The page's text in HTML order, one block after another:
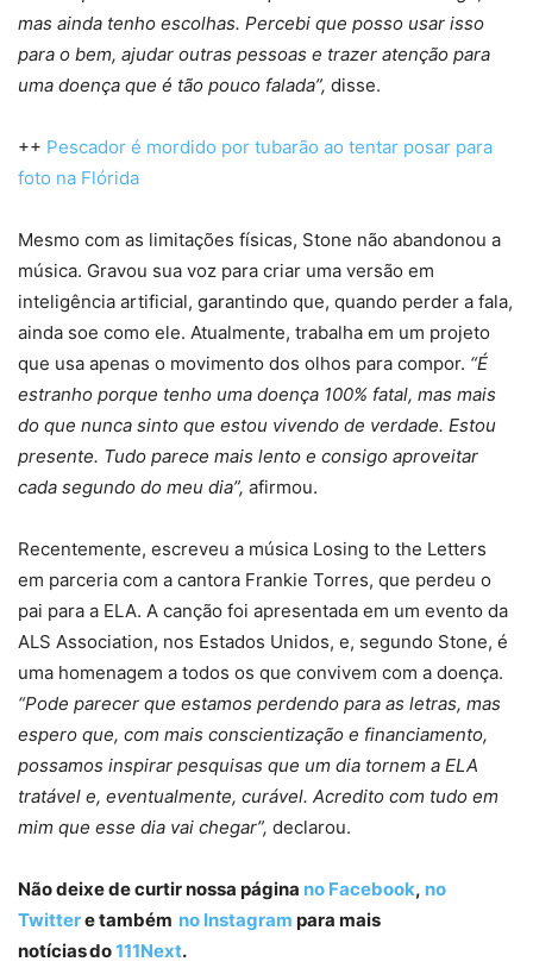
mas ainda tenho escolhas. Percebi que posso usar isso
para o bem, ajudar outras pessoas e trazer atenção para
uma doença que é tão pouco falada”, disse.
++ Pescador é mordido por tubarão ao tentar posar para
foto na Flórida
Mesmo com as limitações físicas, Stone não abandonou a
música. Gravou sua voz para criar uma versão em
inteligência artificial, garantindo que, quando perder a fala,
ainda soe como ele. Atualmente, trabalha em um projeto
que usa apenas o movimento dos olhos para compor. “É
estranho porque tenho uma doença 100% fatal, mas mais
do que nunca sinto que estou vivendo de verdade. Estou
presente. Tudo parece mais lento e consigo aproveitar
cada segundo do meu dia”, afirmou.
Recentemente, escreveu a música Losing to the Letters
em parceria com a cantora Frankie Torres, que perdeu o
pai para a ELA. A canção foi apresentada em um evento da
ALS Association, nos Estados Unidos, e, segundo Stone, é
uma homenagem a todos os que convivem com a doença.
“Pode parecer que estamos perdendo para as letras, mas
espero que, com mais conscientização e financiamento,
possamos inspirar pesquisas que um dia tornem a ELA
tratável e, eventualmente, curável. Acredito com tudo em
mim que esse dia vai chegar”, declarou.
Não deixe de curtir nossa página no Facebook, no
Twittere também no Instagram para mais
notícias do111Next.